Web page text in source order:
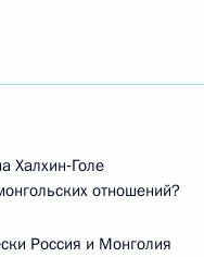
Халхин‑Голе
отношений?
Россия и Монголия